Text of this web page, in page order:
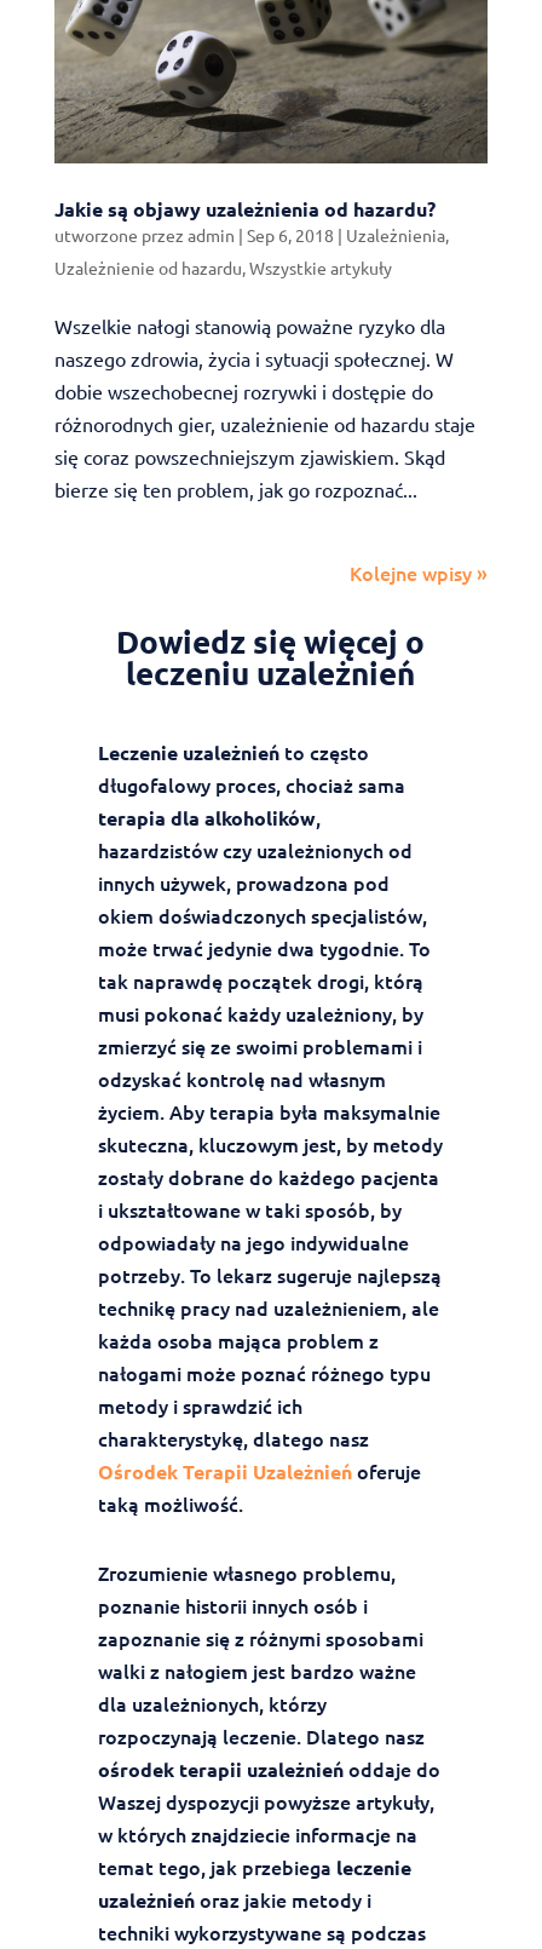
Jakie są objawy uzależnienia od hazardu?
utworzone przez admin | Sep 6, 2018 | Uzależnienia,
Uzależnienie od hazardu,Wszystkie artykuły
Wszelkie nałogi stanowią poważne ryzyko dla
naszego zdrowia, życia i sytuacji społecznej. W
dobie wszechobecnej rozrywki i dostępie do
różnorodnych gier, uzależnienie od hazardu staje
się coraz powszechniejszym zjawiskiem. Skąd
bierze się ten problem, jak go rozpoznać...
Kolejne wpisy »
Dowiedz się więcej o
leczeniu uzależnień
Leczenie uzależnieńto często
długofalowy proces, chociaż sama
terapia dla alkoholików,
hazardzistów czy uzależnionych od
innych używek, prowadzona pod
okiem doświadczonych specjalistów,
może trwać jedynie dwa tygodnie. To
tak naprawdę początek drogi, którą
musi pokonać każdy uzależniony, by
zmierzyć się ze swoimi problemami i
odzyskać kontrolę nad własnym
życiem. Aby terapia była maksymalnie
skuteczna, kluczowym jest, by metody
zostały dobrane do każdego pacjenta
i ukształtowane w taki sposób, by
odpowiadały na jego indywidualne
potrzeby. To lekarz sugeruje najlepszą
technikę pracy nad uzależnieniem, ale
każda osoba mająca problem z
nałogami może poznać różnego typu
metody i sprawdzić ich
charakterystykę, dlatego nasz
Ośrodek Terapii Uzależnieńoferuje
taką możliwość.
Zrozumienie własnego problemu,
poznanie historii innych osób i
zapoznanie się z różnymi sposobami
walki z nałogiem jest bardzo ważne
dla uzależnionych, którzy
rozpoczynają leczenie. Dlatego nasz
ośrodek terapii uzależnieńoddaje do
Waszej dyspozycji powyższe artykuły,
w których znajdziecie informacje na
temat tego, jak przebiega leczenie
uzależnieńoraz jakie metody i
techniki wykorzystywane są podczas